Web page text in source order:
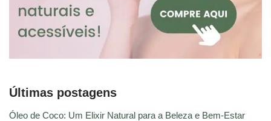
Últimas postagens
Óleo de Coco: Um Elixir Natural para a Beleza e Bem-Estar